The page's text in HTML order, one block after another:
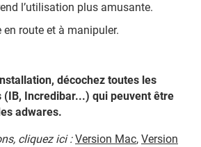
l’utilisation plus amusante.
en route et à manipuler.
décochez toutes les
(IB, Incredibar...) qui peuvent être
adwares.
cliquez ici : Version Mac, Version